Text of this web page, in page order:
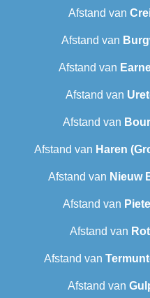
Afstand van
Afstand van
Afstand van
Afstand van
Afstand van
Afstand van Haren
Afstand van Nieuw
Afstand van
Afstand van
Afstand van
Afstand van